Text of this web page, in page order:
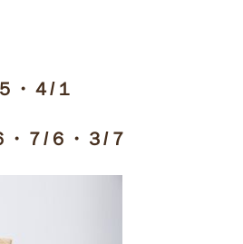
・４/１
７/６・３/７